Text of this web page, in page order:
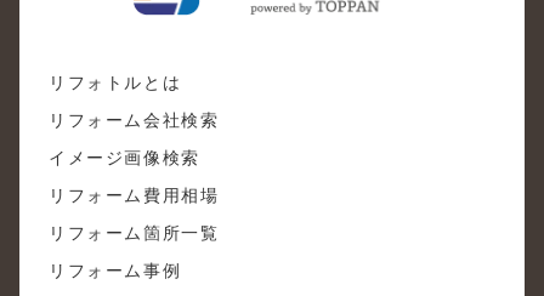
リフォトルとは
リフォーム会社検索
イメージ画像検索
リフォーム費用相場
リフォーム箇所一覧
リフォーム事例